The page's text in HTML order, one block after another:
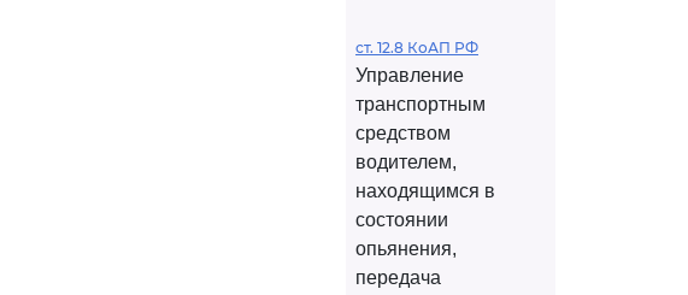
ст. 12.8 КоАП РФ
Управление
транспортным
средством
водителем,
находящимся в
состоянии
опьянения,
передача